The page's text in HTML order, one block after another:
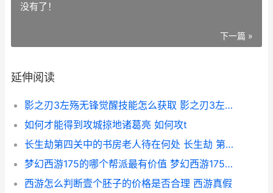
没有了！
下一篇 »
延伸阅读
影之刃3左殇无锋觉醒技能怎么获取 影之刃3左殇无锋技能链搭配
如何才能得到攻城掠地诸葛亮 如何攻t
长生劫第四关中的书房老人待在何处 长生劫 第四关
梦幻西游175的哪个帮派最有价值 梦幻西游175哪年开放的
西游怎么判断壹个胚子的价格是否合理 西游真假